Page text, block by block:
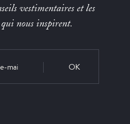
vestimentaires et les
nous inspirent.
OK